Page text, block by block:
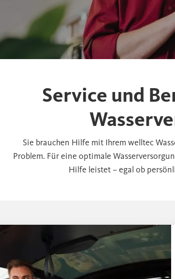
Service und
Sie brauchen Hilfe mit Ihrem welltec
Problem. Für eine optimale
Hilfe leistet – egal ob